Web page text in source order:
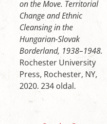
on the Move. Territorial
Change and Ethnic
Cleansing in the
Hungarian-Slovak
Borderland, 1938–1948.
­Rochester University
Press, Rochester, NY,
2020. 234 oldal.